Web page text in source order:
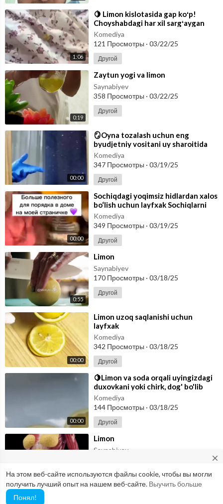
На этом веб-сайте используются файлы cookie, чтобы вы могли
получить лучший опыт на нашем веб-сайте. Выучить больше
Понял!
close
Would you like to report possible abuse to our Abuse Team? If so,
please use this email: abuse@vimo.cam
1:06
⁣🍋 Limon kislotasida gap koʻp!
Choyshabdagi har xil sargʻaygan
dogʻlarni hattoki undagi noxoʻsh
hidl
Komediya
121 Просмотры · 03/22/25
Другой
0:19
⁣Zaytun yogi va limon
Saynabiyev
358 Просмотры · 03/22/25
Другой
00:00
⁣🪞Oyna tozalash uchun eng
byudjetniy vositani uy sharoitida
tayyorlashni o’rganib oling! Limon
kislo
Komediya
347 Просмотры · 03/19/25
Другой
00:00
⁣Sochiqdagi yoqimsiz hidlardan xalos
bo‘lish uchun layfxak Sochiqlarni
limon kislotasiga botirib, 6
Komediya
349 Просмотры · 03/19/25
Другой
0:55
⁣Limon
Saynabiyev
170 Просмотры · 03/18/25
Другой
00:00
⁣Limon uzoq saqlanishi uchun
layfxak
Komediya
342 Просмотры · 03/18/25
Другой
00:00
⁣🍋Limon va soda orqali uyingizdagi
duxovkani yoki chirk, dog' bo'lib
ketgan joylarni qanday
Komediya
144 Просмотры · 03/18/25
Другой
⁣Limon
Saynabiyev
Другой